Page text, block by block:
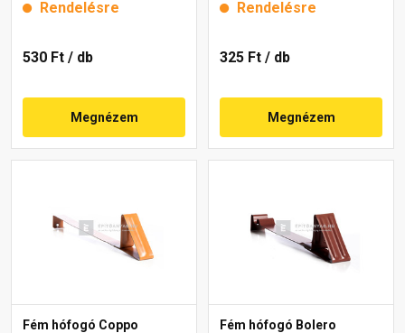
Rendelésre
530 Ft / db
Megnézem
Rendelésre
325 Ft / db
Megnézem
Fém hófogó Coppo
Fém hófogó Bolero